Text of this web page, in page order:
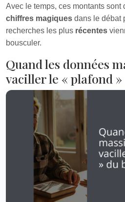
Avec le temps, ces montants sont
chiffres magiques dans le débat
recherches les plus récentes
bousculer.
Quand les données
vaciller le « plafond